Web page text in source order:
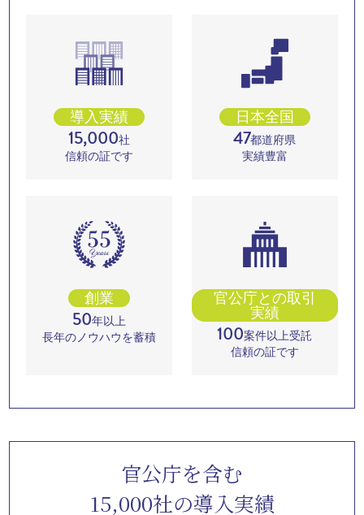
導入実績
15,000社
信頼の証です
創業
50年以上
長年のノウハウを蓄積
日本全国
47都道府県
実績豊富
官公庁との取引
実績
100案件以上受託
信頼の証です
官公庁を含む
15,000社の導入実績